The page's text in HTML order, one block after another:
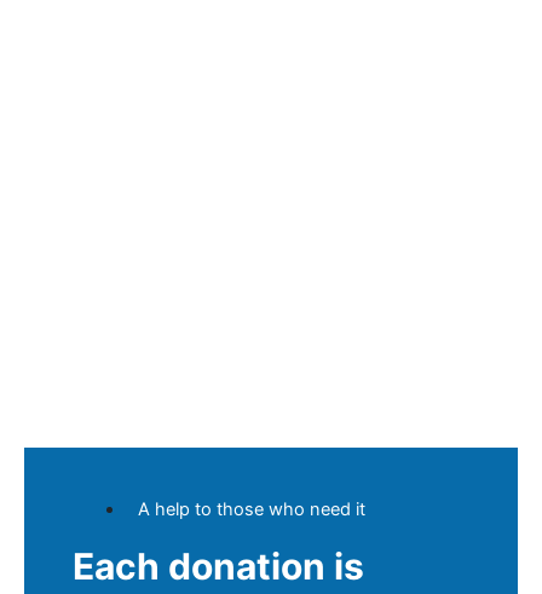
A help to those who need it
Each donation is